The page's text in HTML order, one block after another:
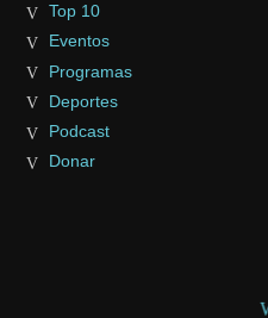
Top 10
Eventos
Programas
Deportes
Podcast
Donar